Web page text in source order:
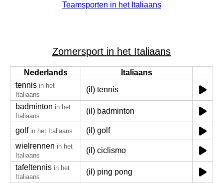
Teamsporten in het Italiaans
Zomersport in het Italiaans
Nederlands
Italiaans
tennis in het
Italiaans
(il) tennis
badminton in het
Italiaans
(il) badminton
golf in het Italiaans
(il) golf
wielrennen in het
Italiaans
(il) ciclismo
tafeltennis in het
Italiaans
(il) ping pong